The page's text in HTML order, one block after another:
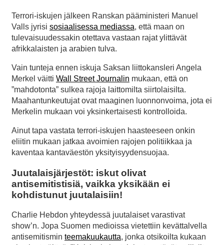
Terrori-iskujen jälkeen Ranskan pääministeri Manuel
Valls jyrisi sosiaalisessa mediassa, että maan on
tulevaisuudessakin otettava vastaan rajat ylittävät
afrikkalaisten ja arabien tulva.
Vain tunteja ennen iskuja Saksan liittokansleri Angela
Merkel väitti Wall Street Journalin mukaan, että on
”mahdotonta” sulkea rajoja laittomilta siirtolaisilta.
Maahantunkeutujat ovat maaginen luonnonvoima, jota ei
Merkelin mukaan voi yksinkertaisesti kontrolloida.
Ainut tapa vastata terrori-iskujen haasteeseen onkin
eliitin mukaan jatkaa avoimien rajojen politiikkaa ja
kaventaa kantaväestön yksityisyydensuojaa.
Juutalaisjärjestöt: iskut olivat
antisemitistisiä, vaikka yksikään ei
kohdistunut juutalaisiin!
Charlie Hebdon yhteydessä juutalaiset varastivat
show’n. Jopa Suomen medioissa vietettiin kevättalvella
antisemitismin teemakuukautta, jonka otsikoilta kukaan